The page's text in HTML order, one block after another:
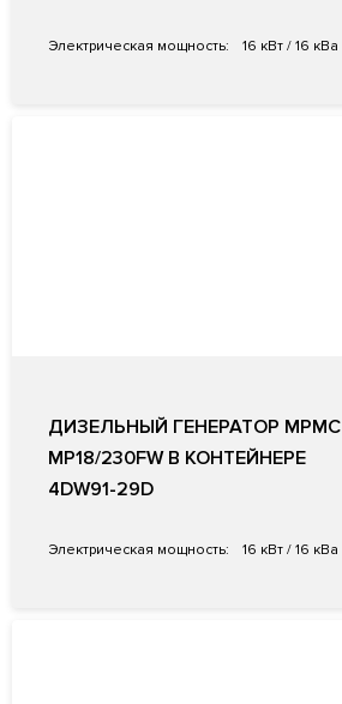
Электрическая мощность: 16 кВт / 16 кВа
ДИЗЕЛЬНЫЙ ГЕНЕРАТОР MPMC
MP18/230FW В КОНТЕЙНЕРЕ
4DW91-29D
Электрическая мощность: 16 кВт / 16 кВа